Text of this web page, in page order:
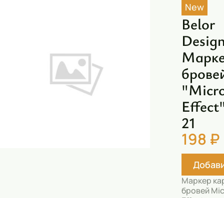
Масла
Пена для ванны
New
Belor
21
198 ₽
Маркер
бровей